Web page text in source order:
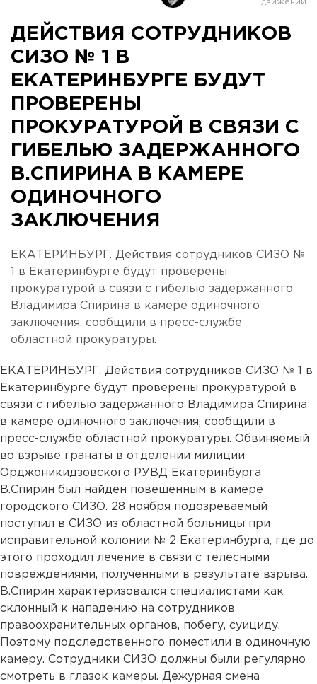
ДЕЙСТВИЯ СОТРУДНИКОВ
СИЗО № 1 В
ЕКАТЕРИНБУРГЕ БУДУТ
ПРОВЕРЕНЫ
ПРОКУРАТУРОЙ В СВЯЗИ С
ГИБЕЛЬЮ ЗАДЕРЖАННОГО
В.СПИРИНА В КАМЕРЕ
ОДИНОЧНОГО
ЗАКЛЮЧЕНИЯ
ЕКАТЕРИНБУРГ. Действия сотрудников СИЗО №
1 в Екатеринбурге будут проверены
прокуратурой в связи с гибелью задержанного
Владимира Спирина в камере одиночного
заключения, сообщили в пресс-службе
областной прокуратуры.
ЕКАТЕРИНБУРГ. Действия сотрудников СИЗО № 1 в
Екатеринбурге будут проверены прокуратурой в
связи с гибелью задержанного Владимира Спирина
в камере одиночного заключения, сообщили в
пресс-службе областной прокуратуры. Обвиняемый
во взрыве гранаты в отделении милиции
Орджоникидзовского РУВД Екатеринбурга
В.Спирин был найден повешенным в камере
городского СИЗО. 28 ноября подозреваемый
поступил в СИЗО из областной больницы при
исправительной колонии № 2 Екатеринбурга, где до
этого проходил лечение в связи с телесными
повреждениями, полученными в результате взрыва.
В.Спирин характеризовался специалистами как
склонный к нападению на сотрудников
правоохранительных органов, побегу, суициду.
Поэтому подследственного поместили в одиночную
камеру. Сотрудники СИЗО должны были регулярно
смотреть в глазок камеры. Дежурная смена